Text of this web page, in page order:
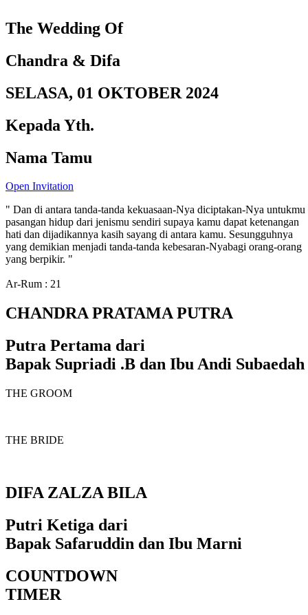
The Wedding Of
Chandra & Difa
SELASA, 01 OKTOBER 2024
Kepada Yth.
Nama Tamu
Open Invitation
" Dan di antara tanda-tanda kekuasaan-Nya diciptakan-Nya untukmu
pasangan hidup dari jenismu sendiri supaya kamu dapat ketenangan
hati dan dijadikannya kasih sayang di antara kamu. Sesungguhnya
yang demikian menjadi tanda-tanda kebesaran-Nyabagi orang-orang
yang berpikir. "
Ar-Rum : 21
CHANDRA PRATAMA PUTRA
Putra Pertama dari
Bapak Supriadi .B dan Ibu Andi Subaedah
THE GROOM
THE BRIDE
DIFA ZALZA BILA
Putri Ketiga dari
Bapak Safaruddin dan Ibu Marni
COUNTDOWN
TIMER